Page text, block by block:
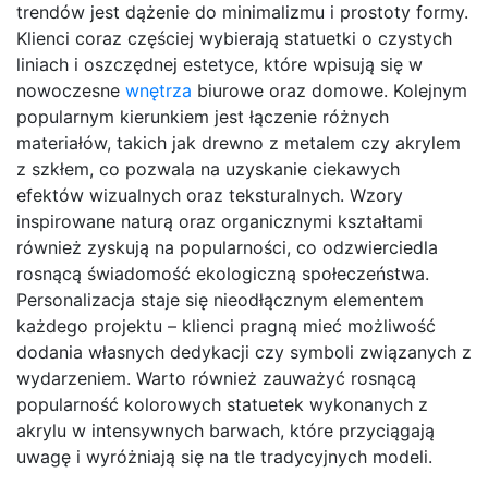
trendów jest dążenie do minimalizmu i prostoty formy.
Klienci coraz częściej wybierają statuetki o czystych
liniach i oszczędnej estetyce, które wpisują się w
nowoczesne wnętrza biurowe oraz domowe. Kolejnym
popularnym kierunkiem jest łączenie różnych
materiałów, takich jak drewno z metalem czy akrylem
z szkłem, co pozwala na uzyskanie ciekawych
efektów wizualnych oraz teksturalnych. Wzory
inspirowane naturą oraz organicznymi kształtami
również zyskują na popularności, co odzwierciedla
rosnącą świadomość ekologiczną społeczeństwa.
Personalizacja staje się nieodłącznym elementem
każdego projektu – klienci pragną mieć możliwość
dodania własnych dedykacji czy symboli związanych z
wydarzeniem. Warto również zauważyć rosnącą
popularność kolorowych statuetek wykonanych z
akrylu w intensywnych barwach, które przyciągają
uwagę i wyróżniają się na tle tradycyjnych modeli.